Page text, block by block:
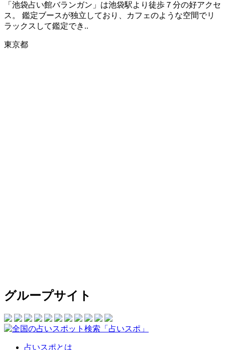
「池袋占い館バランガン」は池袋駅より徒歩７分の好アクセ
ス。 鑑定ブースが独立しており、カフェのような空間でリ
ラックスして鑑定でき..
東京都
グループサイト
占いスポとは